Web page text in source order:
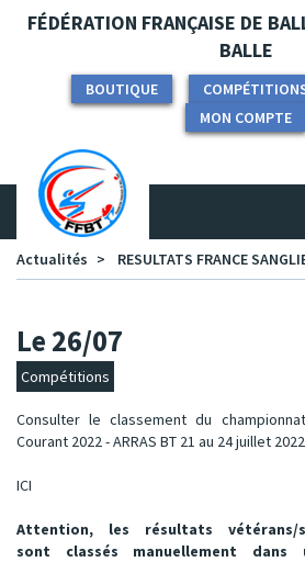
Panneau de gestion des cookies
FÉDÉRATION FRANÇAISE DE
BALLE
BOUTIQUE
MON COMPTE
Actualités
RESULTATS FRANCE
Le 26/07
Compétitions
Consulter le classement du
Courant 2022 - ARRAS BT 21 au 24 juillet 2022
ICI
Attention, les résultats vétérans/
sont classés manuellement dans